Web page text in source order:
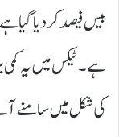
بیس فیصد کر دیا گیا
ہے۔ ٹیکس میں یہ
کی شکل میں سامنے